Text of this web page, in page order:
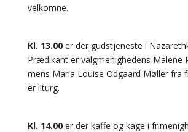
velkomne.
Kl. 13.00er der gudstjeneste i
Prædikant er valgmenighedens Malene
mens Maria Louise Odgaard Møller fra
er liturg.
Kl. 14.00er der kaffe og kage i